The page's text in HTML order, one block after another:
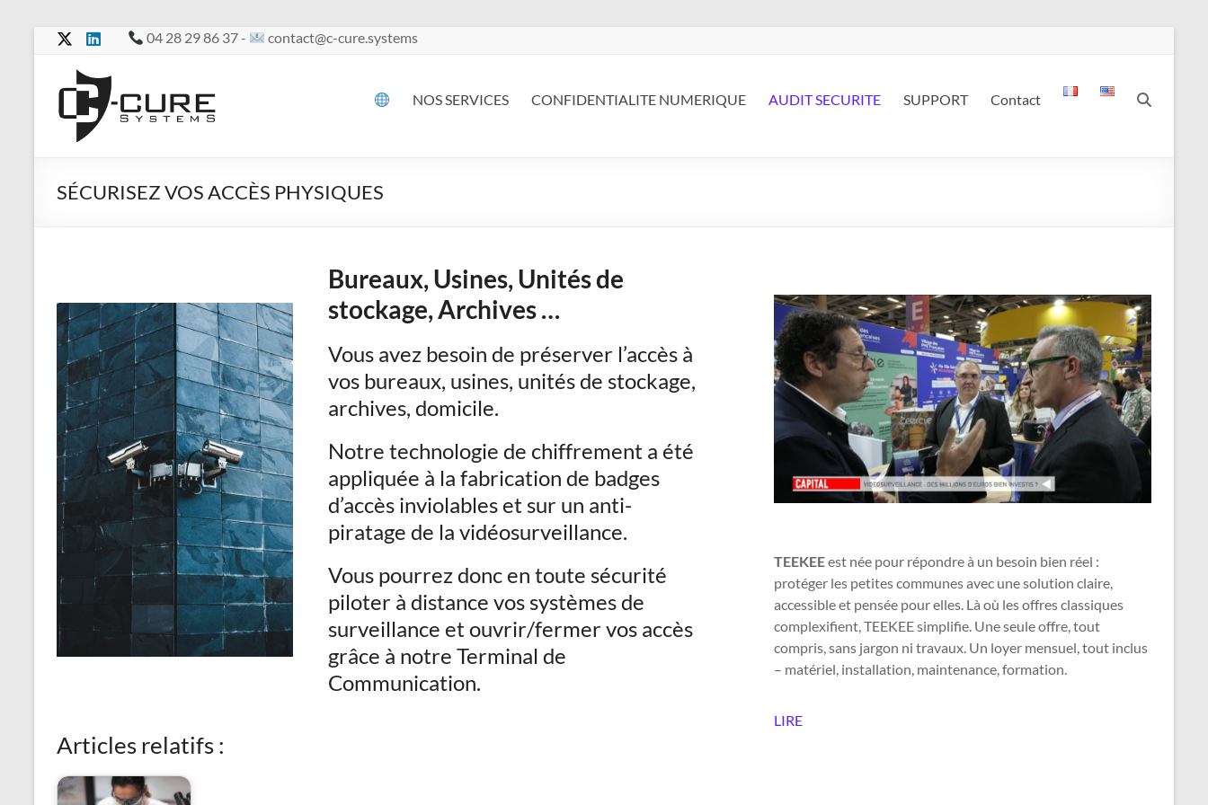
Aller
contenu
04 28 29 86 37 - contact@c-cure.systems
C-
Cure
Services
en
NOS SERVICES CONFIDENTIALITE NUMERIQUE AUDIT SECURITE SUPPORT Contact
SÉCURISEZ VOS ACCÈS PHYSIQUES
Bureaux, Usines, Unités de
stockage, Archives …
Vous avez besoin de préserver l’accès à
vos bureaux, usines, unités de stockage,
archives, domicile.
Notre technologie de chiffrement a été
appliquée à la fabrication de badges
d’accès inviolables et sur un anti-
piratage de la vidéosurveillance.
Vous pourrez donc en toute sécurité
piloter à distance vos systèmes de
surveillance et ouvrir/fermer vos accès
grâce à notre Terminal de
Communication.
Articles relatifs :
TEEKEEest née pour répondre à un besoin bien réel :
protéger les petites communes avec une solution claire,
accessible et pensée pour elles. Là où les offres classiques
complexifient, TEEKEE simplifie. Une seule offre, tout
compris, sans jargon ni travaux. Un loyer mensuel, tout inclus
– matériel, installation, maintenance, formation.
LIRE